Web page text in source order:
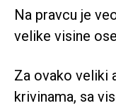
Na pravcu je
velike visine
Za ovako veliki
krivinama, sa